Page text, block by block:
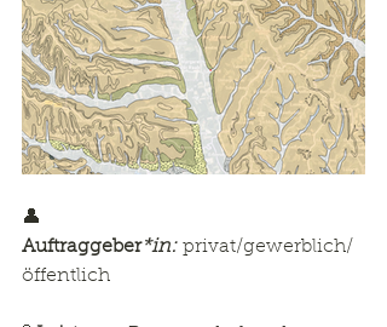
👤
Auftraggeber*in: privat/gewerblich/
öffentlich